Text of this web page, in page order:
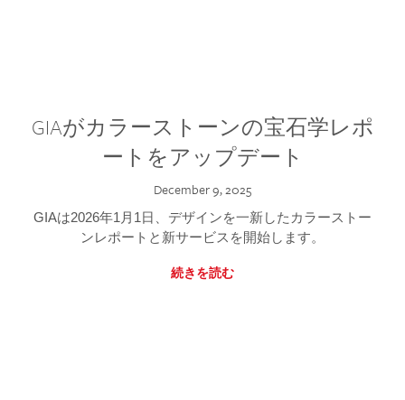
GIAがカラーストーンの宝石学レポ
ートをアップデート
December 9, 2025
GIAは2026年1月1日、デザインを一新したカラーストー
ンレポートと新サービスを開始します。
続きを読む